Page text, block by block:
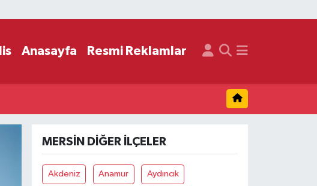
Anasayfa Resmi Reklamlar
MERSIN DIĞER İLÇELER
Akdeniz Anamur Aydıncık